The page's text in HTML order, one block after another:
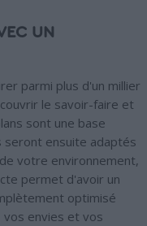
UN
parmi plus d'un millier
le savoir-faire et
sont une base
ensuite adaptés
votre environnement,
permet d'avoir un
optimisé
envies et vos